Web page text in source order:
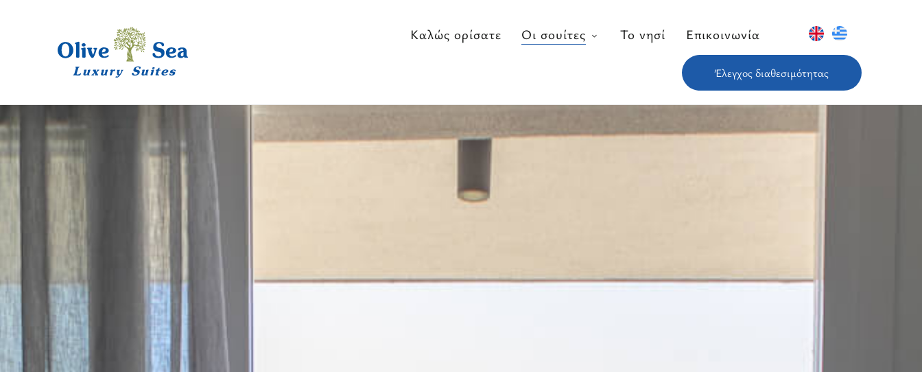
Καλώς ορίσατε Οι σουίτες To νησί Επικοινωνία
Έλεγχος διαθεσιμότητας